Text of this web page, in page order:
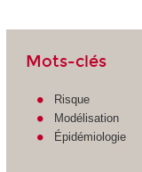
Mots-clés
Risque
Modélisation
Épidémiologie